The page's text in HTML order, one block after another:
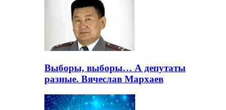
Выборы, выборы… А депутаты
разные. Вячеслав Мархаев